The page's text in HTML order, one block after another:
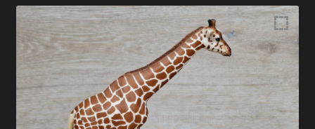
Shop
Warenkorb
Kasse
Zahlungsarten